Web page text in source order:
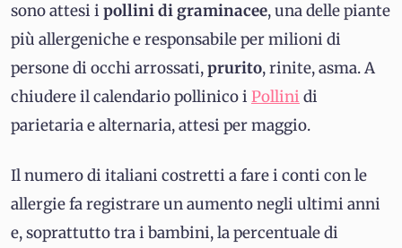
sono attesi i pollini di graminacee, una delle piante
più allergeniche e responsabile per milioni di
persone di occhi arrossati,prurito, rinite, asma. A
chiudere il calendario pollinico i Pollini di
parietaria e alternaria, attesi per maggio.
Il numero di italiani costretti a fare i conti con le
allergie fa registrare un aumento negli ultimi anni
e, soprattutto tra i bambini, la percentuale di